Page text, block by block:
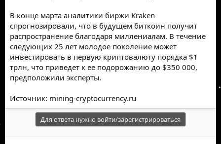
В конце марта аналитики биржи Kraken
спрогнозировали, что в будущем биткоин получит
распространение благодаря миллениалам. В течение
следующих 25 лет молодое поколение может
инвестировать в первую криптовалюту порядка $1
трлн, что приведет к ее подорожанию до $350 000,
предположили эксперты.
Источник: mining-cryptocurrency.ru
Для ответа нужно войти/зарегистрироваться